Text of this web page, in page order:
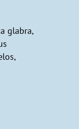
glabra,